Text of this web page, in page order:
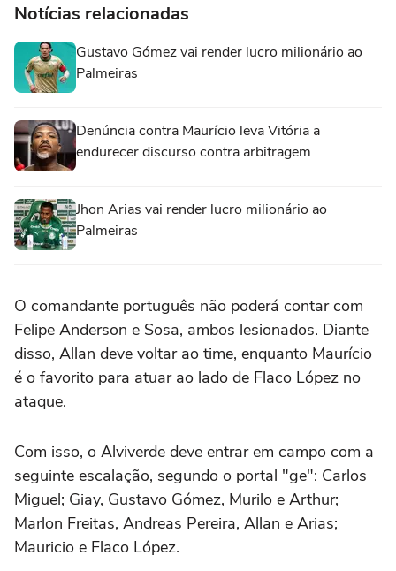
Notícias relacionadas
Gustavo Gómez vai render lucro milionário ao
Palmeiras
Denúncia contra Maurício leva Vitória a
endurecer discurso contra arbitragem
Jhon Arias vai render lucro milionário ao
Palmeiras
O comandante português não poderá contar com
Felipe Anderson e Sosa, ambos lesionados. Diante
disso, Allan deve voltar ao time, enquanto Maurício
é o favorito para atuar ao lado de Flaco López no
ataque.
Com isso, o Alviverde deve entrar em campo com a
seguinte escalação, segundo o portal "ge": Carlos
Miguel; Giay, Gustavo Gómez, Murilo e Arthur;
Marlon Freitas, Andreas Pereira, Allan e Arias;
Mauricio e Flaco López.